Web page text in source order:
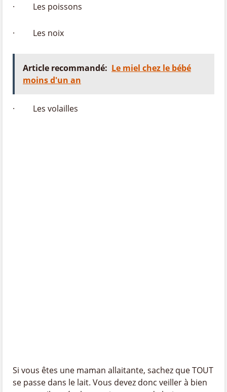
· Les poissons
· Les noix
Article recommandé: Le miel chez le bébé
moins d'un an
· Les volailles
Si vous êtes une maman allaitante, sachez que TOUT
se passe dans le lait. Vous devez donc veiller à bien